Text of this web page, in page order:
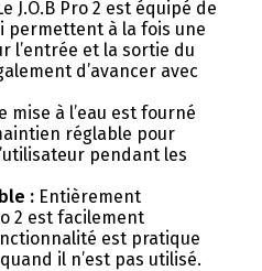
J.O.B Pro 2 est équipé de
permettent à la fois une
l’entrée et la sortie du
d’avancer avec
mise à l’eau est fourné
réglable pour
pendant les
: Entièrement
2 est facilement
est pratique
il n’est pas utilisé.